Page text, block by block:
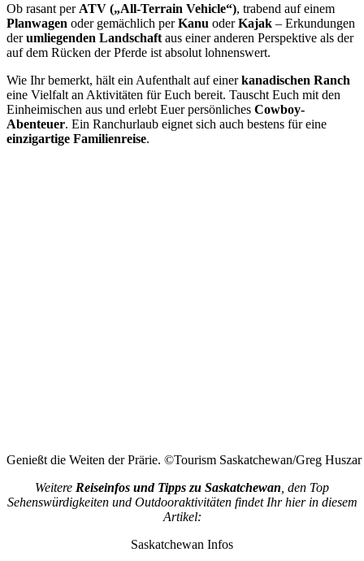
Ob rasant per ATV („All-Terrain Vehicle“), trabend auf einem
Planwagen oder gemächlich perKanu oderKajak – Erkundungen
derumliegenden Landschaft aus einer anderen Perspektive als der
auf dem Rücken der Pferde ist absolut lohnenswert.
Wie Ihr bemerkt, hält ein Aufenthalt auf einerkanadischen Ranch
eine Vielfalt an Aktivitäten für Euch bereit. Tauscht Euch mit den
Einheimischen aus und erlebt Euer persönliches Cowboy-
Abenteuer. Ein Ranchurlaub eignet sich auch bestens für eine
einzigartige Familienreise.
Genießt die Weiten der Prärie. ©Tourism Saskatchewan/Greg
Weitere Reiseinfos und Tipps zu Saskatchewan , den Top
Sehenswürdigkeiten und Outdooraktivitäten findet Ihr hier in diesem
Artikel:
Saskatchewan Infos